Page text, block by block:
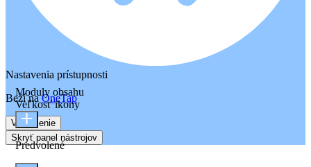
Nastavenia prístupnosti
Beží naOneTap
Vyhlásenie
Skryť panel nástrojov
Moduly obsahu
Veľkosť ikony
Predvolené